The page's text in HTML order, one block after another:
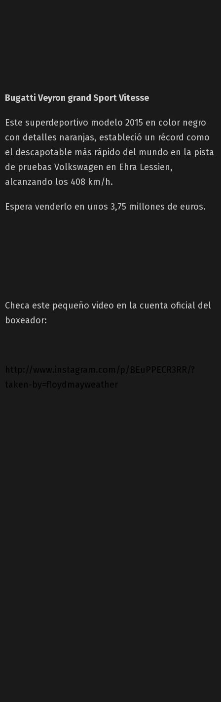
Bugatti Veyron grand Sport Vitesse
Este superdeportivo modelo 2015 en color negro
con detalles naranjas, estableció un récord como
el descapotable más rápido del mundo en la pista
de pruebas Volkswagen en Ehra Lessien,
alcanzando los 408 km/h.
Espera venderlo en unos 3,75 millones de euros.
Checa este pequeño video en la cuenta oficial del
boxeador:
http://www.instagram.com/p/BEuPPECR3RR/?
taken-by=floydmayweather